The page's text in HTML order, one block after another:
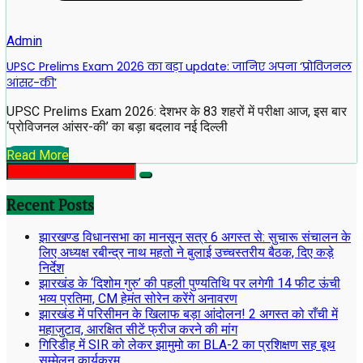
Admin
UPSC Prelims Exam 2026 का बड़ा update: जानिए अपना ‘प्रोविजनल
आंसर-की’
UPSC Prelims Exam 2026: देशभर के 83 शहरों में परीक्षा आज, इस बार
‘प्रोविजनल आंसर-की’ का बड़ा बदलाव नई दिल्ली
Read More
Recent Posts
झारखण्ड विधानसभा का मानसून सत्र 6 अगस्त से: सुचारू संचालन के
लिए अध्यक्ष रबीन्द्र नाथ महतो ने बुलाई उच्चस्तरीय बैठक, दिए कड़े
निर्देश
झारखंड के ‘दिशोम गुरु’ की पहली पुण्यतिथि पर लगेगी 14 फीट ऊंची
भव्य प्रतिमा, CM हेमंत सोरेन करेंगे अनावरण
झारखंड में परिसीमन के खिलाफ बड़ा आंदोलन! 2 अगस्त को राँची में
महाजुटाव, आरक्षित सीटें फ्रीज करने की मांग
गिरिडीह में SIR को लेकर झामुमो का BLA-2 का प्रशिक्षण सह बूथ